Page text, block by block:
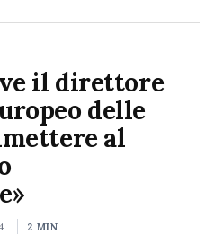
il direttore
delle
al
2 MIN